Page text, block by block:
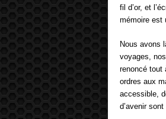
fil d’or, et
mémoire est
Nous avons
voyages,
renoncé tout
ordres aux
accessible,
d’avenir